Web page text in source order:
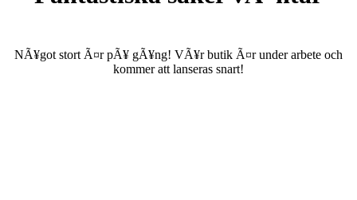
NÃ¥got stort Ã¤r pÃ¥ gÃ¥ng! VÃ¥r butik Ã¤r under arbete och
kommer att lanseras snart!